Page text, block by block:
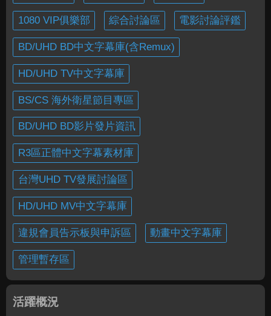
1080 VIP俱樂部 綜合討論區 電影討論評鑑
BD/UHD BD中文字幕庫(含Remux)
HD/UHD TV中文字幕庫
BS/CS 海外衛星節目專區
BD/UHD BD影片發片資訊
R3區正體中文字幕素材庫
台灣UHD TV發展討論區
HD/UHD MV中文字幕庫
違規會員告示板與申訴區 動畫中文字幕庫
管理暫存區
活躍概況